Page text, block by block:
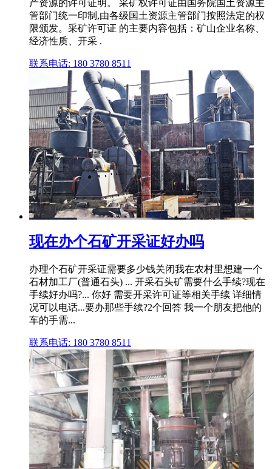
产资源的许可证明。 采矿权许可证由国务院国土资源主
管部门统一印制,由各级国土资源主管部门按照法定的权
限颁发。采矿许可证 的主要内容包括：矿山企业名称、
经济性质、开采 .
联系电话: 180 3780 8511
现在办个石矿开采证好办吗
办理个石矿开采证需要多少钱关闭我在农村里想建一个
石材加工厂(普通石头) ... 开采石头矿需要什么手续?现在
手续好办吗?... 你好 需要开采许可证等相关手续 详细情
况可以电话...要办那些手续?2个回答 我一个朋友把他的
车的手需...
联系电话: 180 3780 8511